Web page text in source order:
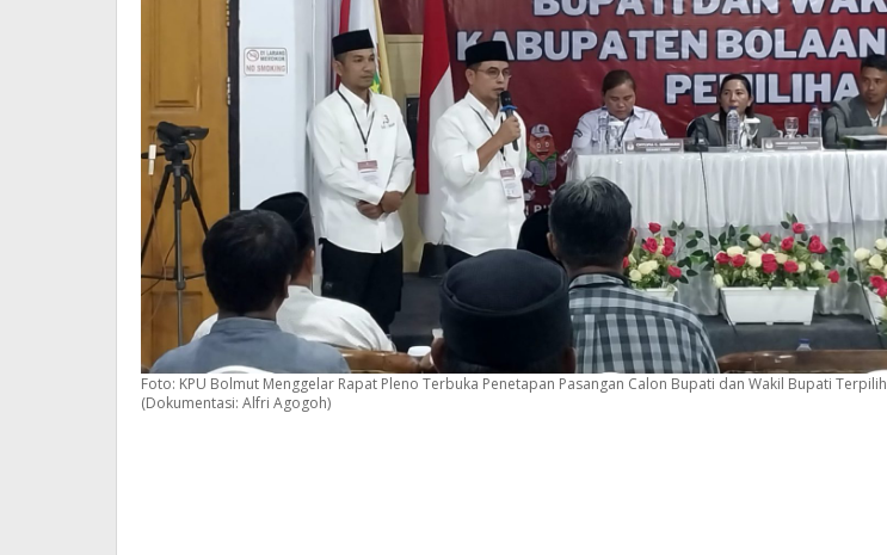
Foto: KPU Bolmut Menggelar Rapat Pleno Terbuka Penetapan Pasangan Calon Bupati dan Wakil Bupati Terpilih
(Dokumentasi: Alfri Agogoh)